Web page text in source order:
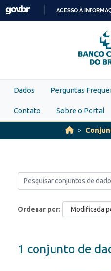
Skip to main content
ACESSO À
Dados Perguntas
Contato Sobre o Portal
Ordenar por
1 conjunto de